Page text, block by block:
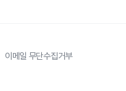
이메일 무단수집거부